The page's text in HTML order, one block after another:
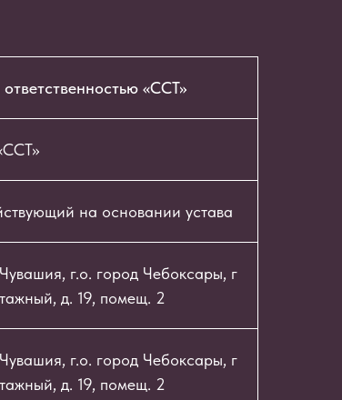
«ССТ»
на основании устава
г.о. город Чебоксары, г
д. 19, помещ. 2
г.о. город Чебоксары, г
д. 19, помещ. 2